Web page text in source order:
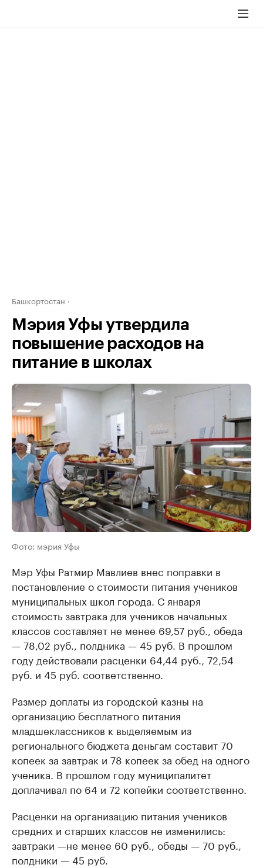
Башкортостан
Мэрия Уфы утвердила
повышение расходов на
питание в школах
Фото: мэрия Уфы
Мэр Уфы Ратмир Мавлиев внес поправки в
постановление о стоимости питания учеников
муниципальных школ города. С января
стоимость завтрака для учеников начальных
классов составляет не менее 69,57 руб., обеда
— 78,02 руб., полдника — 45 руб. В прошлом
году действовали расценки 64,44 руб., 72,54
руб. и 45 руб. соответственно.
Размер доплаты из городской казны на
организацию бесплатного питания
младшеклассников к выделяемым из
регионального бюджета деньгам составит 70
копеек за завтрак и 78 копеек за обед на одного
ученика. В прошлом году муниципалитет
доплачивал по 64 и 72 копейки соответственно.
Расценки на организацию питания учеников
средних и старших классов не изменились:
завтраки —не менее 60 руб., обеды — 70 руб.,
полдники — 45 руб.